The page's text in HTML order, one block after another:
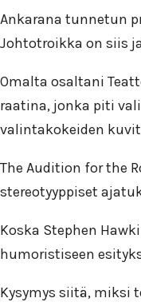
Ankarana tunnetun
Johtotroikka on siis
Omalta osaltani
raatina, jonka piti
valintakokeiden
The Audition for the
stereotyyppiset
Koska Stephen
humoristiseen
Kysymys siitä, miksi